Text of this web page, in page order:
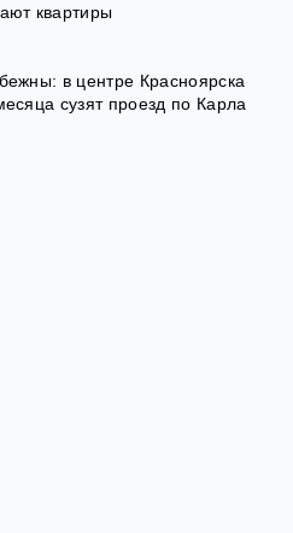
квартиры
в центре Красноярска
сузят проезд по Карла